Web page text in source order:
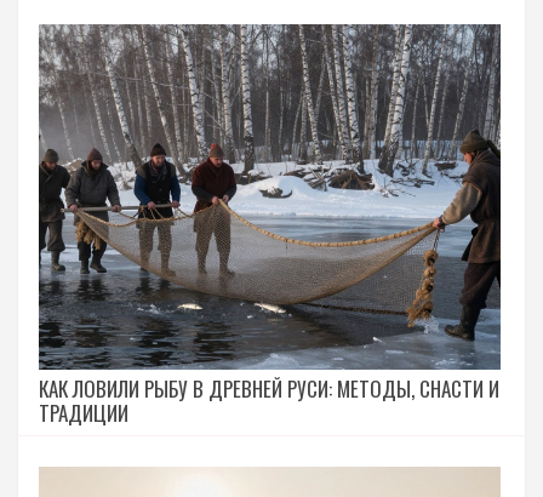
КАК ЛОВИЛИ РЫБУ В ДРЕВНЕЙ РУСИ: МЕТОДЫ, СНАСТИ И
ТРАДИЦИИ